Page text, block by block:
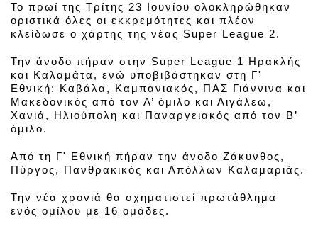
Το πρωί της Τρίτης 23 Ιουνίου ολοκληρώθηκαν
οριστικά όλες οι εκκρεμότητες και πλέον
κλείδωσε ο χάρτης της νέας Super League 2.
Την άνοδο πήραν στην Super League 1 Ηρακλής
και Καλαμάτα, ενώ υποβιβάστηκαν στη Γ'
Εθνική: Καβάλα, Καμπανιακός, ΠΑΣ Γιάννινα και
Μακεδονικός από τον Α’ όμιλο και Αιγάλεω,
Χανιά, Ηλιούπολη και Παναργειακός από τον Β’
όμιλο.
Από τη Γ' Εθνική πήραν την άνοδο Ζάκυνθος,
Πύργος, Πανθρακικός και Απόλλων Καλαμαριάς.
Την νέα χρονιά θα σχηματιστεί πρωτάθλημα
ενός ομίλου με 16 ομάδες.